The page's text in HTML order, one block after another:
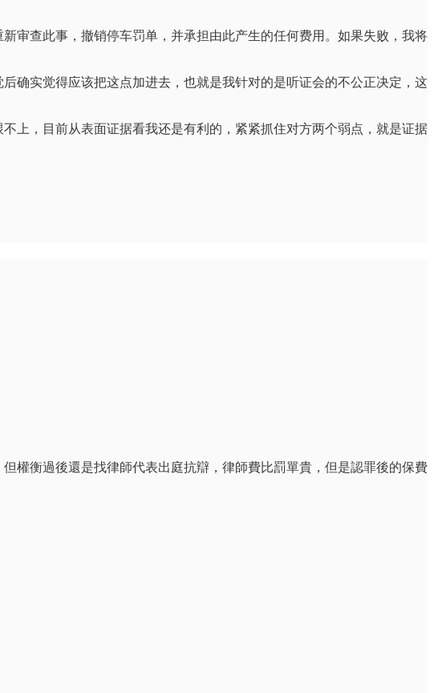
审查此事，撤销停车罚单，并承担由此产生的任何费用。如果失败，我将
确实觉得应该把这点加进去，也就是我针对的是听证会的不公正决定，这
上，目前从表面证据看我还是有利的，紧紧抓住对方两个弱点，就是证据
權衡過後還是找律師代表出庭抗辯，律師費比罰單貴，但是認罪後的保費